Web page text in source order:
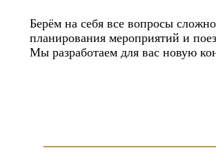
Берём на себя все вопросы
планирования мероприятий и
Мы разработаем для вас новую